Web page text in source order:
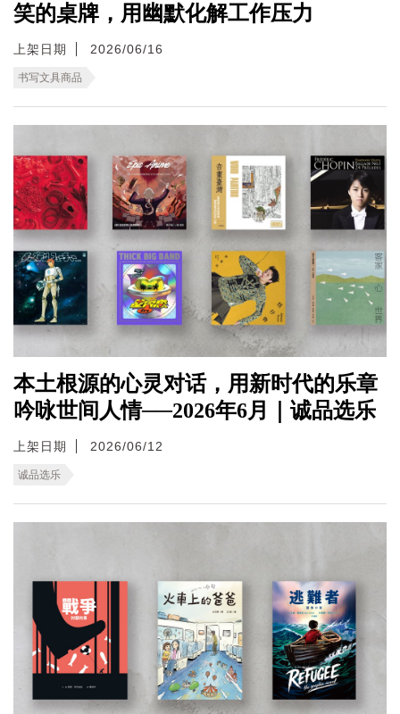
笑的桌牌，用幽默化解工作压力
上架日期 2026/06/16
书写文具商品
本土根源的心灵对话，用新时代的乐章
吟咏世间人情──2026年6月｜诚品选乐
上架日期 2026/06/12
诚品选乐